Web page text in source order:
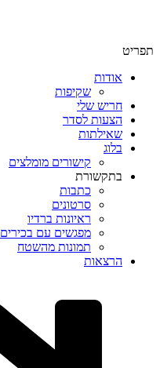
תפריט
אודות
שקיפות
חריש שלי
הצעות לסדר
שאילתות
בלוג
קישורים מומלצים
בתקשורת
כתבות
סרטונים
ראיונות ברדיו
מפגשים עם בכירים
תמונות מהשטח
הרצאות